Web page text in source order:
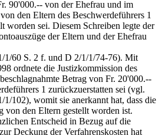
90'000.-- von der Ehefrau und im
den Eltern des Beschwerdeführers 1
worden sei. Diesem Schreiben legte der
der Eltern und der Ehefrau
1/60 S. 2 f. und D 2/1/1/74-76). Mit
ordnete die Justizkommission des
Betrag von Fr. 20'000.--
1 zurückzuerstatten sei (vgl.
102), womit sie anerkannt hat, dass die
von den Eltern gestellt worden ist.
Entscheid in Bezug auf die
Deckung der Verfahrenskosten hat